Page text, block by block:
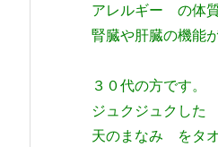
アレルギー の体
腎臓や肝臓の機能
３０代の方です。
ジュクジュクした
天のまなみ をタ